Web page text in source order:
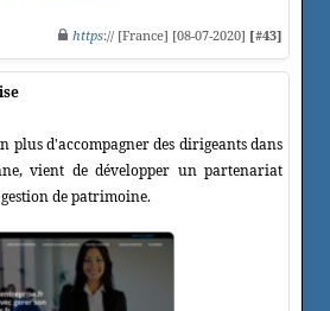
https:// [France] [08-07-2020] [#43]
plus d'accompagner des dirigeants dans
vient de développer un partenariat
de patrimoine.